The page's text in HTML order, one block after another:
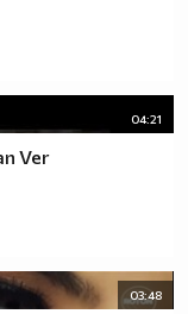
04:21
Ver
03:48